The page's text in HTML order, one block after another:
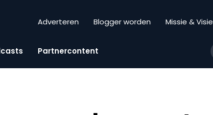
Adverteren Blogger worden Missie & Visie
Partnercontent